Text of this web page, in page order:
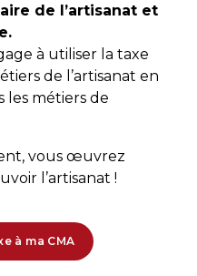
de l’artisanat et
à utiliser la taxe
de l’artisanat en
les métiers de
vous œuvrez
l’artisanat !
à ma CMA